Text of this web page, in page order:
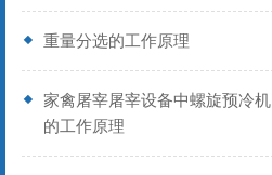
重量分选的工作原理
家禽屠宰屠宰设备中螺旋预冷机
的工作原理